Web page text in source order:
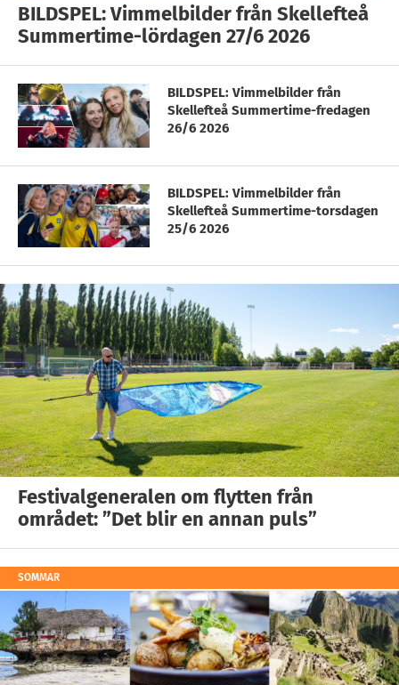
BILDSPEL: Vimmelbilder från Skellefteå
Summertime-lördagen 27/6 2026
BILDSPEL: Vimmelbilder från
Skellefteå Summertime-fredagen
26/6 2026
BILDSPEL: Vimmelbilder från
Skellefteå Summertime-torsdagen
25/6 2026
Festivalgeneralen om flytten från
området: ”Det blir en annan puls”
SOMMAR